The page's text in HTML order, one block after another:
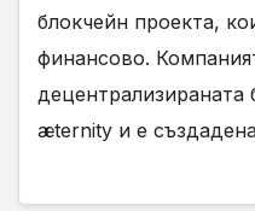
блокчейн проекта,
финансово.
децентрализираната
æternity и е